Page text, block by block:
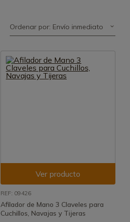
Ordenar por: Envío inmediato
Ver producto
REF: 09426
Afilador de Mano 3 Claveles para
Cuchillos, Navajas y Tijeras